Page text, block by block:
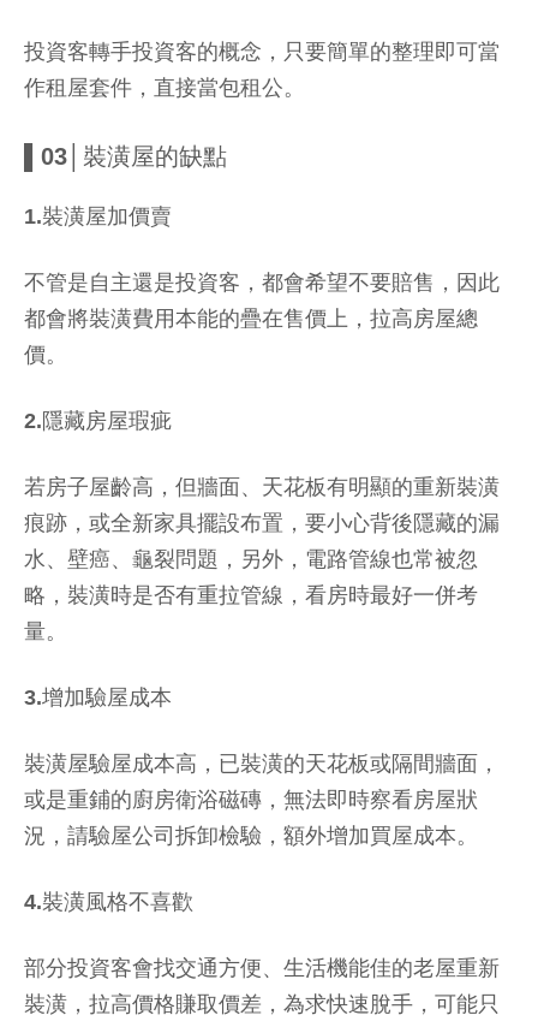
投資客轉手投資客的概念，只要簡單的整理即可當
作租屋套件，直接當包租公。
▌03│裝潢屋的缺點
1.裝潢屋加價賣
不管是自主還是投資客，都會希望不要賠售，因此
都會將裝潢費用本能的疊在售價上，拉高房屋總
價。
2.隱藏房屋瑕疵
若房子屋齡高，但牆面、天花板有明顯的重新裝潢
痕跡，或全新家具擺設布置，要小心背後隱藏的漏
水、壁癌、龜裂問題，另外，電路管線也常被忽
略，裝潢時是否有重拉管線，看房時最好一併考
量。
3.增加驗屋成本
裝潢屋驗屋成本高，已裝潢的天花板或隔間牆面，
或是重鋪的廚房衛浴磁磚，無法即時察看房屋狀
況，請驗屋公司拆卸檢驗，額外增加買屋成本。
4.裝潢風格不喜歡
部分投資客會找交通方便、生活機能佳的老屋重新
裝潢，拉高價格賺取價差，為求快速脫手，可能只